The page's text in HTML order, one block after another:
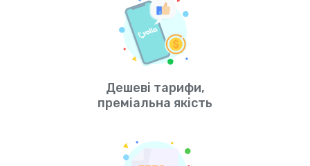
Дешеві тарифи,
преміальна якість